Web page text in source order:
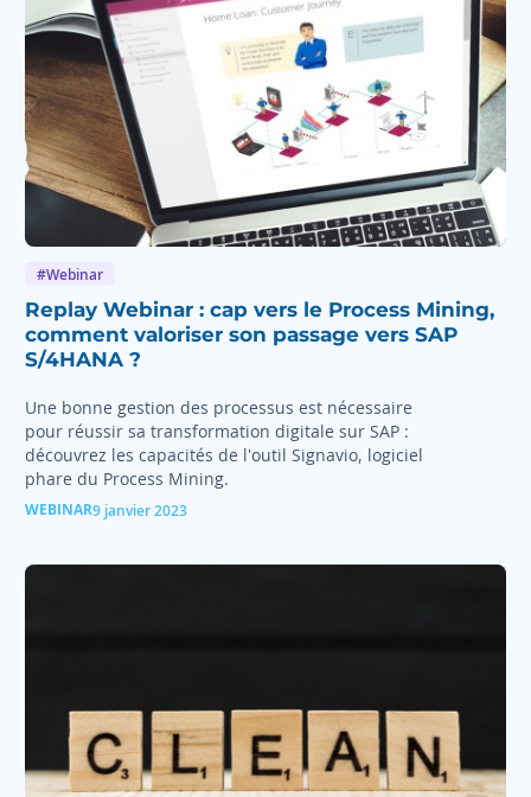
#Webinar
Replay Webinar : cap vers le Process Mining,
comment valoriser son passage vers SAP
S/4HANA ?
Une bonne gestion des processus est nécessaire
pour réussir sa transformation digitale sur SAP :
découvrez les capacités de l'outil Signavio, logiciel
phare du Process Mining.
WEBINAR9 janvier 2023